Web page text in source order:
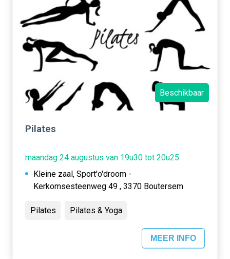
Beschikbaar
Pilates
maandag 24 augustus van 19u30 tot 20u25
Kleine zaal, Sport'o'droom -
Kerkomsesteenweg 49 , 3370 Boutersem
Pilates Pilates & Yoga
MEER INFO